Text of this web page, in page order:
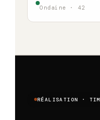
Ondaine · 42
RÉALISATION ·